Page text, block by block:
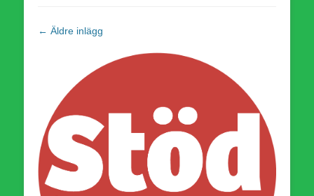
Inläggsnavigering
← Äldre inlägg